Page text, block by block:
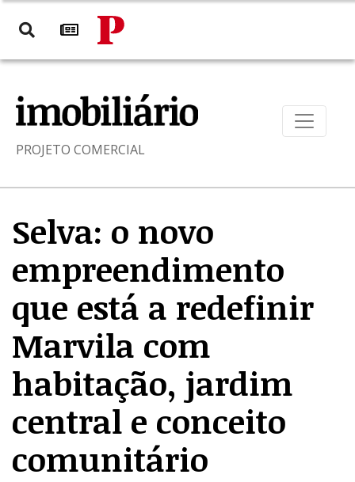
PROJETO COMERCIAL
Selva: o novo
empreendimento
que está a redefinir
Marvila com
habitação, jardim
central e conceito
comunitário